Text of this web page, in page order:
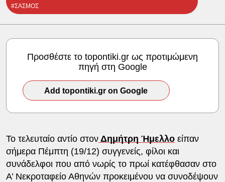
#ΣΑΣΜΟΣ
Προσθέστε το topontiki.gr ως προτιμώμενη
πηγή στη Google
Add topontiki.gr on Google
Το τελευταίο αντίο στονΔημήτρη Ήμελλοείπαν
σήμερα Πέμπτη (19/12) συγγενείς, φίλοι και
συνάδελφοι που από νωρίς το πρωί κατέφθασαν στο
Α’ Νεκροταφείο Αθηνών προκειμένου να συνοδέψουν